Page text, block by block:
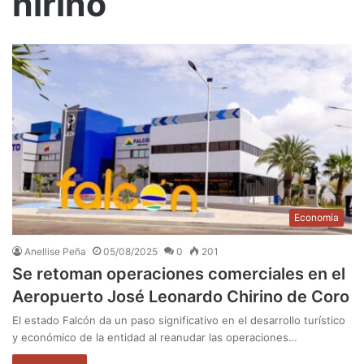
Economía
Anellise Peña 05/08/2025 0 201
Se retoman operaciones comerciales en el
Aeropuerto José Leonardo Chirino de Coro
El estado Falcón da un paso significativo en el desarrollo turístico
y económico de la entidad al reanudar las operaciones…